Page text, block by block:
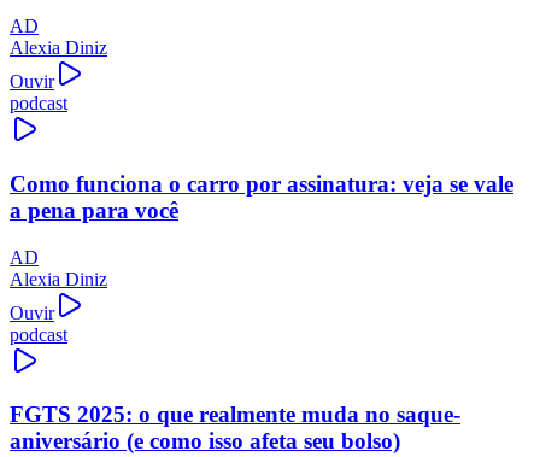
AD
Alexia Diniz
Ouvir
podcast
Como funciona o carro por assinatura: veja se vale
a pena para você
AD
Alexia Diniz
Ouvir
podcast
FGTS 2025: o que realmente muda no saque-
aniversário (e como isso afeta seu bolso)